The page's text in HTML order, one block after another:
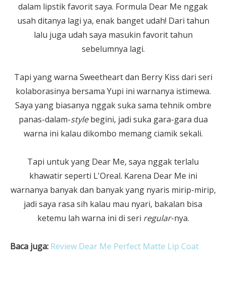
dalam lipstik favorit saya. Formula Dear Me nggak
usah ditanya lagi ya, enak banget udah! Dari tahun
lalu juga udah saya masukin favorit tahun
sebelumnya lagi.
Tapi yang warna Sweetheart dan Berry Kiss dari seri
kolaborasinya bersama Yupi ini warnanya istimewa.
Saya yang biasanya nggak suka sama tehnik ombre
panas-dalam-stylebegini, jadi suka gara-gara dua
warna ini kalau dikombo memang ciamik sekali.
Tapi untuk yang Dear Me, saya nggak terlalu
khawatir seperti L'Oreal. Karena Dear Me ini
warnanya banyak dan banyak yang nyaris mirip-mirip,
jadi saya rasa sih kalau mau nyari, bakalan bisa
ketemu lah warna ini di seri regular-nya.
Baca juga: Review Dear Me Perfect Matte Lip Coat